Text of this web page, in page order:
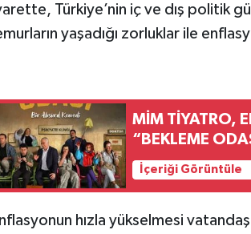
Türkiye’nin iç ve dış politik
yaşadığı zorluklar ile
MİM TİYATRO,
“BEKLEME
İçeriği Görüntüle
hızla yükselmesi